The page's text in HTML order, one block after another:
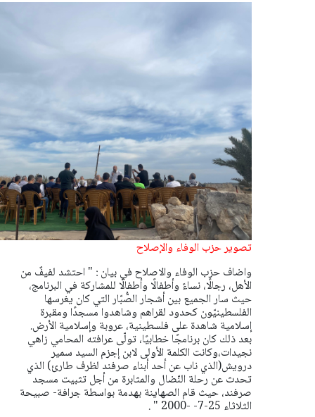
تصوير حزب الوفاء والإصلاح
واضاف حزب الوفاء والاصلاح في بيان : " احتشد لفيفٌ من
الأهل، رجالًا، نساءً وأطفالًا وأطفالًا للمشاركة في البرنامج،
حيث سار الجميع بين أشجار الصُّبّار التي كان يغرسها
الفلسطينيّون كحدود لقراهم وشاهدوا مسجدًا ومقبرة
إسلامية شاهدة على فلسطينية، عروبة وإسلامية الأرض.
بعد ذلك كان برنامجًا خطابيًا، تولّى عرافته المحامي زاهي
نجيدات،وكانت الكلمة الأولى لابن إجزم السيد سمير
درويش(الذي ناب عن أحد أبناء صرفند لظرف طارئ) الذي
تحدث عن رحلة النّضال والمثابرة من أجل تثبيت مسجد
صرفند، حيث قام الصهاينة بهدمة بواسطة جرافة- صبيحة
الثلاثاء 25-7- -2000 " .